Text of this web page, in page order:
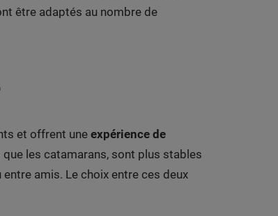
être adaptés au nombre de
et offrent une expérience de
les catamarans, sont plus stables
amis. Le choix entre ces deux